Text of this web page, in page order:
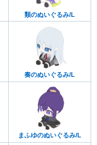
類のぬいぐるみ/L
奏のぬいぐるみ/L
まふゆのぬいぐるみ/L